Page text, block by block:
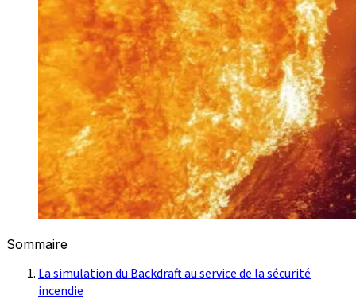
Sommaire
La simulation du Backdraft au service de la sécurité
incendie